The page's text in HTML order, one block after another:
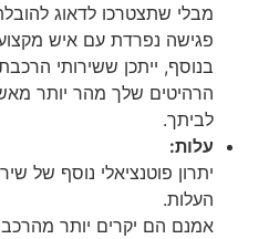
מבלי שתצטרכו לדאוג
פגישה נפרדת עם איש
בנוסף, ייתכן ששירותי
הרהיטים שלך מהר יותר
לביתך.
עלות:
יתרון פוטנציאלי נוסף של
העלות.
אמנם הם יקרים יותר